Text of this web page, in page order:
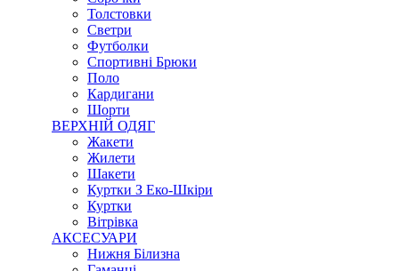
Толстовки
Светри
Футболки
Спортивні Брюки
Поло
Кардигани
Шорти
ВЕРХНІЙ ОДЯГ
Жакети
Жилети
Шакети
Куртки З Еко-Шкіри
Куртки
Вітрівка
АКСЕСУАРИ
Нижня Білизна